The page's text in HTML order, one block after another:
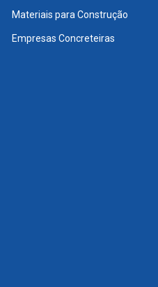
Materiais para Construção
Empresas Concreteiras